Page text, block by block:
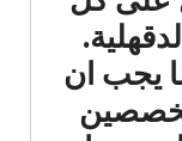
يجب ان